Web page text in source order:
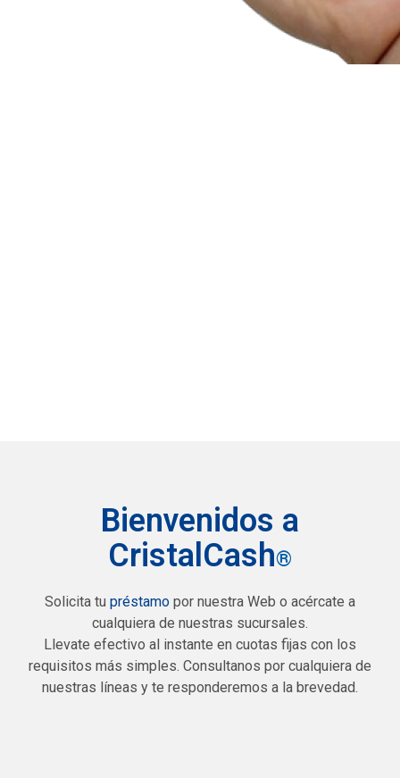
Bienvenidos a
CristalCash®
Solicita tu préstamo por nuestra Web o acércate a
cualquiera de nuestras sucursales.
Llevate efectivo al instante en cuotas fijas con los
requisitos más simples. Consultanos por cualquiera de
nuestras líneas y te responderemos a la brevedad.